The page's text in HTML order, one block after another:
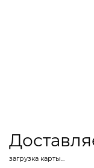
загрузка карты...